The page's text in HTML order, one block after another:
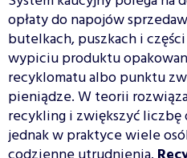
opłaty do napojów
butelkach, puszkach i
wypiciu produktu
recyklomatu albo punktu
pieniądze. W teorii
recykling i zwiększyć
jednak w praktyce wiele